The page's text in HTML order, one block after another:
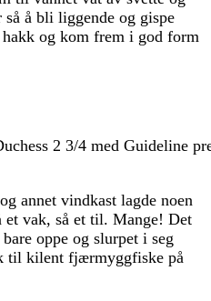
å bli liggende og gispe
og kom frem i god form
2 3/4 med Guideline
annet vindkast lagde noen
et vak, så et til. Mange! Det
oppe og slurpet i seg
til kilent fjærmyggfiske på